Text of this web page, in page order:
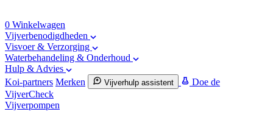
0 Winkelwagen
Vijverbenodigdheden
Visvoer & Verzorging
Waterbehandeling & Onderhoud
Hulp & Advies
Koi-partners Merken Vijverhulp assistent
Doe de
VijverCheck
Vijverpompen